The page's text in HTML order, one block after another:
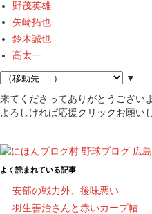
野茂英雄
矢崎拓也
鈴木誠也
髙太一
▼
来てくださってありがとうござい
よろしければ応援クリックお願い
よく読まれている記事
安部の戦力外、後味悪い
羽生善治さんと赤いカープ帽